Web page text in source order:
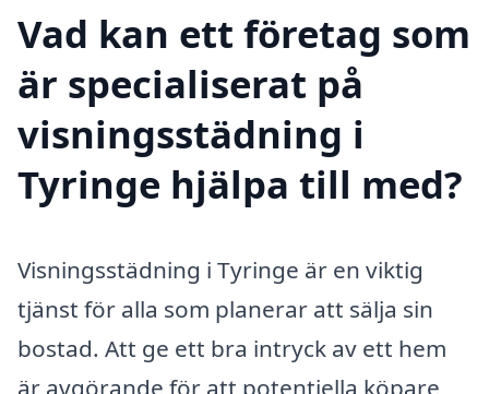
Vad kan ett företag som
är specialiserat på
visningsstädning i
Tyringe hjälpa till med?
Visningsstädning i Tyringe är en viktig
tjänst för alla som planerar att sälja sin
bostad. Att ge ett bra intryck av ett hem
är avgörande för att potentiella köpare